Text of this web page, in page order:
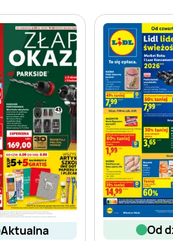
aktualna od